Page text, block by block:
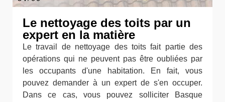
Le nettoyage des toits par un
expert en la matière
Le travail de nettoyage des toits fait partie des
opérations qui ne peuvent pas être oubliées par
les occupants d'une habitation. En fait, vous
pouvez demander à un expert de s'en occuper.
Dans ce cas, vous pouvez solliciter Basque